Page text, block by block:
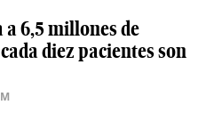
6,5 millones de
diez pacientes son